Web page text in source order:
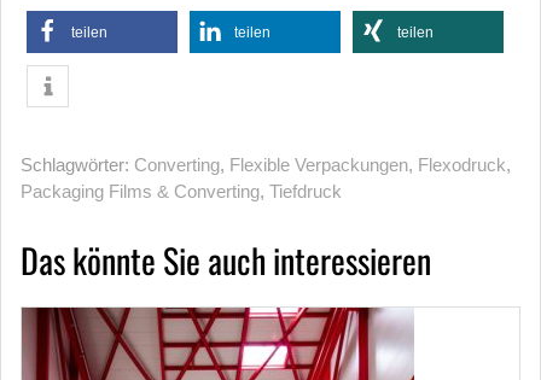
teilen teilen teilen
Schlagwörter: Converting, Flexible Verpackungen, Flexodruck,
Packaging Films & Converting, Tiefdruck
Das könnte Sie auch interessieren